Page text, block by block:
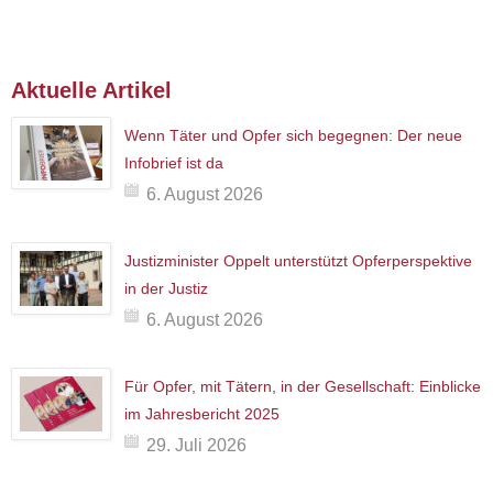
Aktuelle Artikel
Wenn Täter und Opfer sich begegnen: Der neue
Infobrief ist da
6. August 2026
Justizminister Oppelt unterstützt Opferperspektive
in der Justiz
6. August 2026
Für Opfer, mit Tätern, in der Gesellschaft: Einblicke
im Jahresbericht 2025
29. Juli 2026